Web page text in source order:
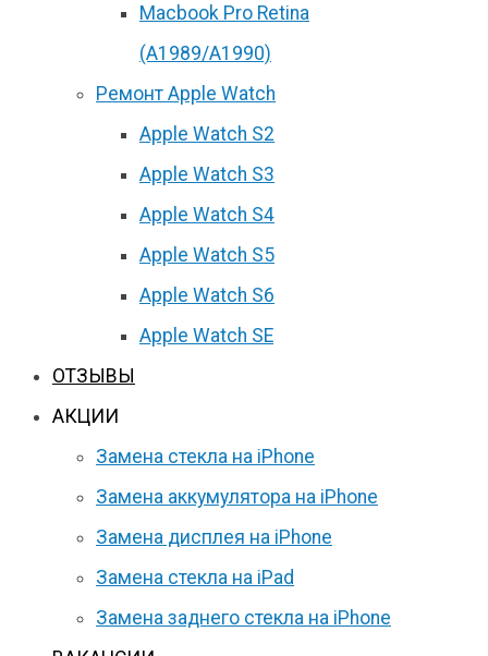
Macbook Pro Retina
(А1989/A1990)
Ремонт Apple Watch
Apple Watch S2
Apple Watch S3
Apple Watch S4
Apple Watch S5
Apple Watch S6
Apple Watch SE
ОТЗЫВЫ
АКЦИИ
Замена стекла на iPhone
Замена аккумулятора на iPhone
Замена дисплея на iPhone
Замена стекла на iPad
Замена заднего стекла на iPhone